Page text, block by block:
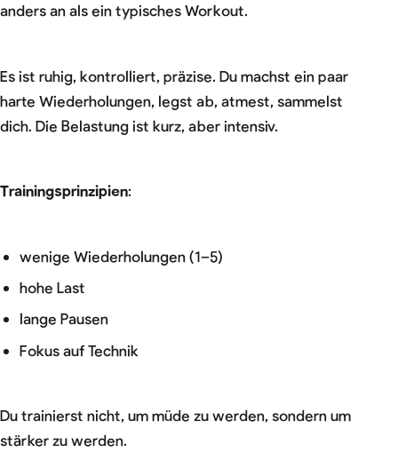
anders an als ein typisches Workout.
Es ist ruhig, kontrolliert, präzise. Du machst ein paar
harte Wiederholungen, legst ab, atmest, sammelst
dich. Die Belastung ist kurz, aber intensiv.
Trainingsprinzipien:
wenige Wiederholungen (1–5)
hohe Last
lange Pausen
Fokus auf Technik
Du trainierst nicht, um müde zu werden, sondern um
stärker zu werden.